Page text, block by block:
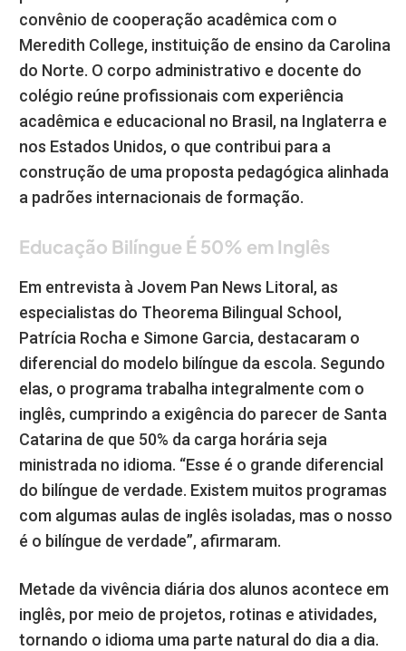
convênio de cooperação acadêmica com o
Meredith College, instituição de ensino da Carolina
do Norte. O corpo administrativo e docente do
colégio reúne profissionais com experiência
acadêmica e educacional no Brasil, na Inglaterra e
nos Estados Unidos, o que contribui para a
construção de uma proposta pedagógica alinhada
a padrões internacionais de formação.
Educação Bilíngue É 50% em Inglês
Em entrevista à Jovem Pan News Litoral, as
especialistas do Theorema Bilingual School,
Patrícia Rocha e Simone Garcia, destacaram o
diferencial do modelo bilíngue da escola. Segundo
elas, o programa trabalha integralmente com o
inglês, cumprindo a exigência do parecer de Santa
Catarina de que 50% da carga horária seja
ministrada no idioma. “Esse é o grande diferencial
do bilíngue de verdade. Existem muitos programas
com algumas aulas de inglês isoladas, mas o nosso
é o bilíngue de verdade”, afirmaram.
Metade da vivência diária dos alunos acontece em
inglês, por meio de projetos, rotinas e atividades,
tornando o idioma uma parte natural do dia a dia.